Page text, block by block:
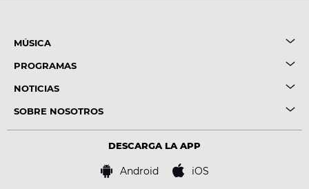
MÚSICA
PROGRAMAS
NOTICIAS
SOBRE NOSOTROS
DESCARGA LA APP
Android iOS